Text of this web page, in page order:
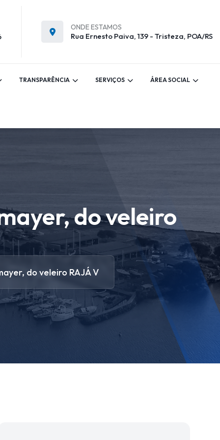
ONDE ESTAMOS
Rua Ernesto Paiva, 139 - Tristeza, POA/RS
TRANSPARÊNCIA SERVIÇOS ÁREA SOCIAL
do veleiro
do veleiro RAJÁ V